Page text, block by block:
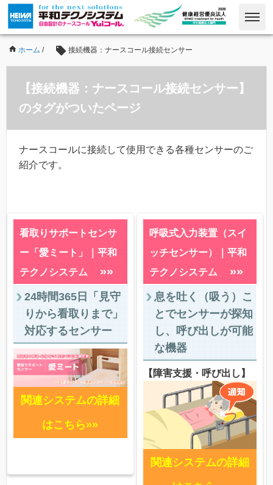
ホーム / 接続機器：ナースコール接続センサー
【接続機器：ナースコール接続センサー】
のタグがついたページ
ナースコールに接続して使用できる各種センサーのご
紹介です。
看取りサポートセンサ
ー「愛ミート」｜平和
テクノシステム
»»
24時間365日「見守
りから看取りまで」
対応するセンサー
関連システムの詳細
はこちら»»
呼吸式入力装置（スイ
ッチセンサー）｜平和
テクノシステム
»»
息を吐く（吸う）こ
とでセンサーが探知
し、呼び出しが可能
な機器
【障害支援・呼び出し】
関連システムの詳細